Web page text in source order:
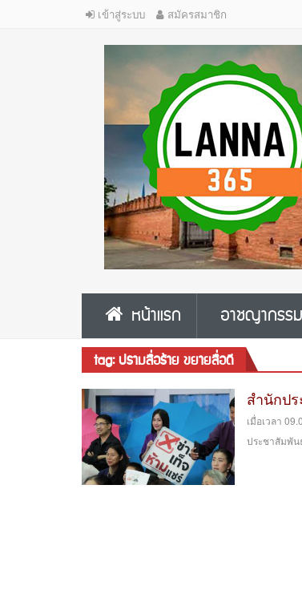
เข้าสู่ระบบ สมัครสมาชิก
หน้าแรก อาชญากรรม
tag: ปรามสื่อร้าย ขยายสื่อดี
สำนักป
เมื่อเวลา
ประชาสัมพัน